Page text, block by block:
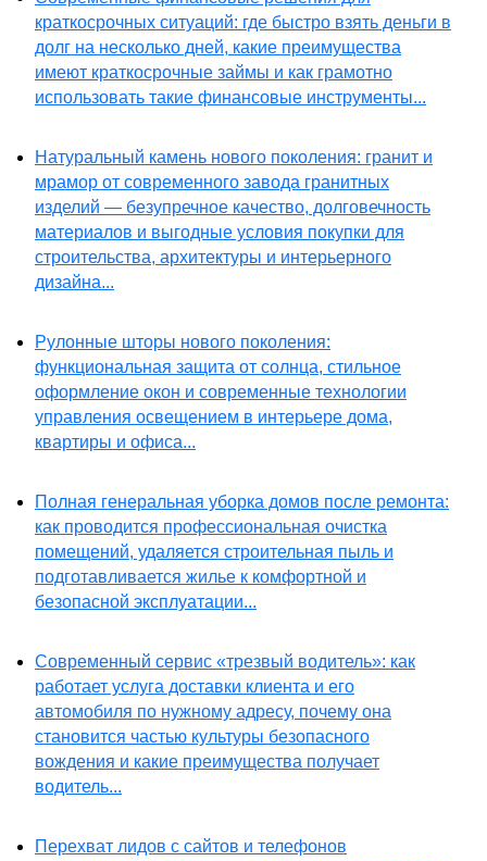
краткосрочных ситуаций: где быстро взять деньги в
долг на несколько дней, какие преимущества
имеют краткосрочные займы и как грамотно
использовать такие финансовые инструменты...
Натуральный камень нового поколения: гранит и
мрамор от современного завода гранитных
изделий — безупречное качество, долговечность
материалов и выгодные условия покупки для
строительства, архитектуры и интерьерного
дизайна...
Рулонные шторы нового поколения:
функциональная защита от солнца, стильное
оформление окон и современные технологии
управления освещением в интерьере дома,
квартиры и офиса...
Полная генеральная уборка домов после ремонта:
как проводится профессиональная очистка
помещений, удаляется строительная пыль и
подготавливается жилье к комфортной и
безопасной эксплуатации...
Современный сервис «трезвый водитель»: как
работает услуга доставки клиента и его
автомобиля по нужному адресу, почему она
становится частью культуры безопасного
вождения и какие преимущества получает
водитель...
Перехват лидов с сайтов и телефонов